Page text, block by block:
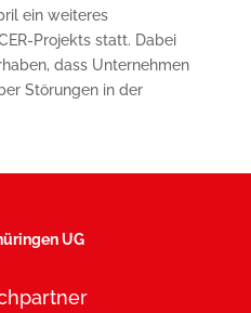
ein weiteres
Projekts statt. Dabei
dass Unternehmen
Störungen in der
UG